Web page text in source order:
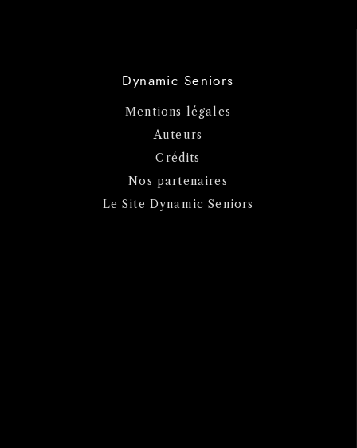
Dynamic Seniors
Mentions légales
Auteurs
Crédits
Nos partenaires
Le Site Dynamic Seniors